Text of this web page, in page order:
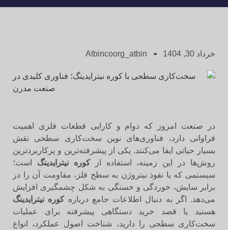
خرداد 30, 1404 Atbincoorg_atbin
در صنعت امروز که دوام و کارایی قطعات فلزی اهمیت
فراوانی دارد، فناوری‌های نوین سخت‌کاری سطحی نقش
بسیار حیاتی ایفا می‌کنند. یکی از پیشرفته‌ترین و پرکاربردترین
روش‌ها در این زمینه، استفاده از کوره نیترایدینگاست؛
سیستمی که با نفوذ نیتروژن به سطح فلز، مقاومت آن را در
برابر سایش، خوردگی و خستگی به شکل چشمگیری افزایش
می‌دهد. اگر به دنبال اطلاعات جامع دربارهکوره نیترایدینگ
هستید یا قصد خرید دستگاهی پیشرفته برای عملیات
سخت‌کاری سطحی را دارید، شناخت اصول عملکرد، انواع